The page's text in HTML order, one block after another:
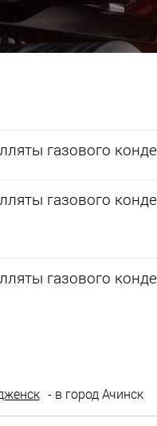
газового
газового
газового
- в город Ачинск